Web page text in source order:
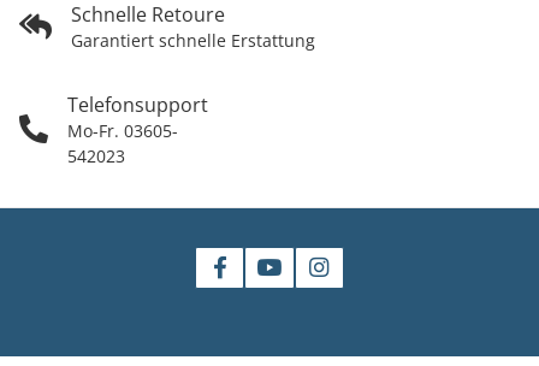
Schnelle Retoure
Garantiert schnelle Erstattung
Telefonsupport
Mo-Fr. 03605-
542023